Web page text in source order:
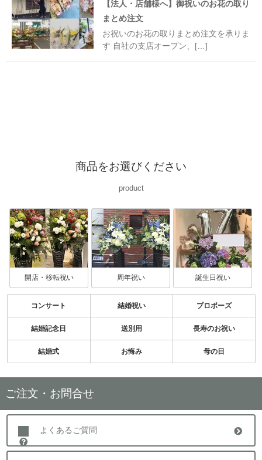
【法人・店舗様へ】御祝いのお花の取り
まとめ注文
お祝いのお花の取りまとめ注文を承りま
す 自社の支店オープン、[…]
商品をお選びください
product
開店・移転祝い 周年祝い 誕生日祝い
コンサート 結婚祝い プロポーズ
結婚記念日 送別用 長寿のお祝い
結婚式 お悔み 母の日
ご注文・お問合せ
よくあるご質問